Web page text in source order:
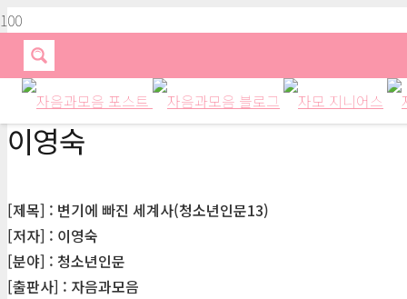
이영숙
[제목] : 변기에 빠진 세계사(청소년인문13)
[저자] : 이영숙
[분야] : 청소년인문
[출판사] : 자음과모음